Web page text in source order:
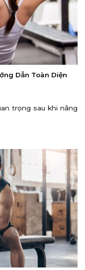
Dẫn Toàn Diện
trọng sau khi nâng